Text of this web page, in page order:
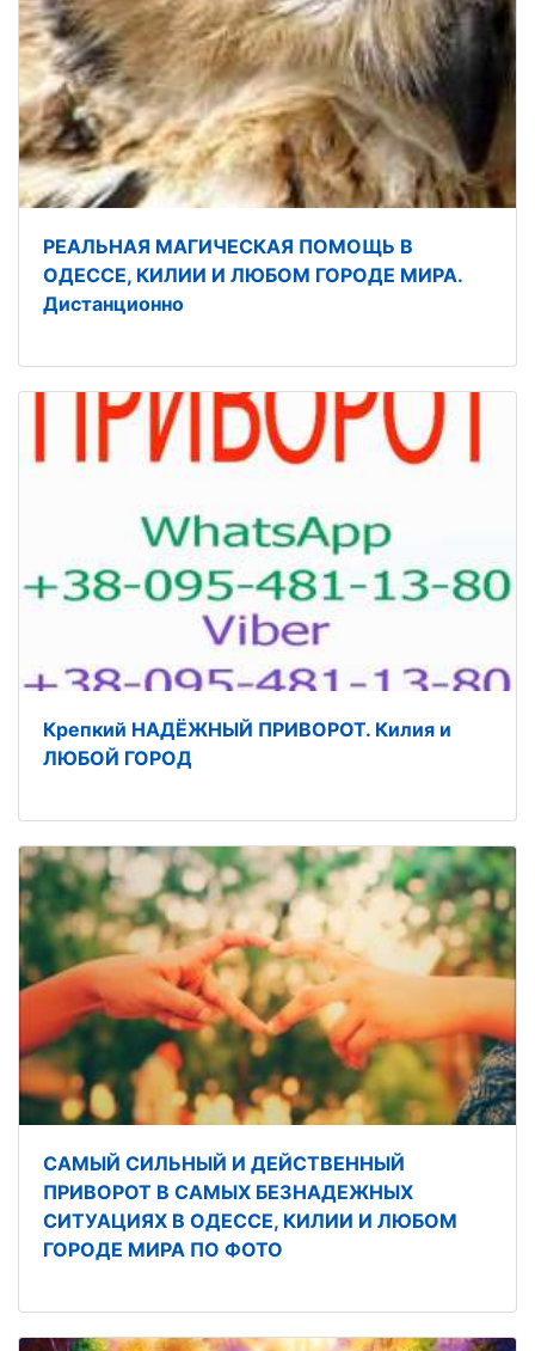
РЕАЛЬНАЯ МАГИЧЕСКАЯ ПОМОЩЬ В
ОДЕССЕ, КИЛИИ И ЛЮБОМ ГОРОДЕ МИРА.
Дистанционно
Крепкий НАДЁЖНЫЙ ПРИВОРОТ. Килия и
ЛЮБОЙ ГОРОД
САМЫЙ СИЛЬНЫЙ И ДЕЙСТВЕННЫЙ
ПРИВОРОТ В САМЫХ БЕЗНАДЕЖНЫХ
СИТУАЦИЯХ В ОДЕССЕ, КИЛИИ И ЛЮБОМ
ГОРОДЕ МИРА ПО ФОТО